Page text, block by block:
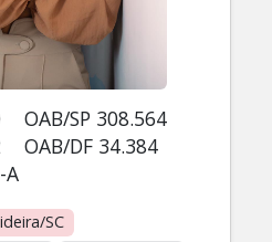
A
OAB/SP 308.564
OAB/DF 34.384
SC